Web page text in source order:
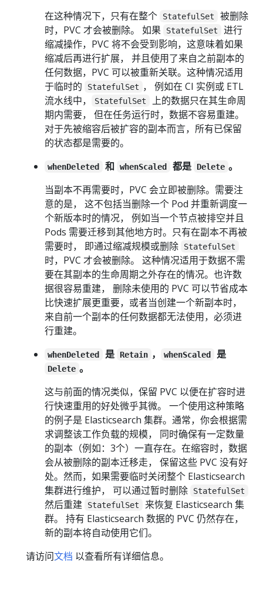
在这种情况下，只有在整个
StatefulSet
被删除
时，PVC 才会被删除。 如果
StatefulSet
进行
缩减操作，PVC 将不会受到影响，这意味着如果
缩减后再进行扩展， 并且使用了来自之前副本的
任何数据，PVC 可以被重新关联。这种情况适用
于临时的
StatefulSet ， 例如在 CI 实例或 ETL
流水线中，
StatefulSet
上的数据只在其生命周
期内需要， 但在任务运行时，数据不容易重建。
对于先被缩容后被扩容的副本而言，所有已保留
的状态都是需要的。
whenDeleted 和 whenScaled 都是 Delete 。
当副本不再需要时，PVC 会立即被删除。需要注
意的是， 这不包括当删除一个 Pod 并重新调度一
个新版本时的情况， 例如当一个节点被排空并且
Pods 需要迁移到其他地方时。只有在副本不再被
需要时， 即通过缩减规模或删除
StatefulSet
时，PVC 才会被删除。 这种情况适用于数据不需
要在其副本的生命周期之外存在的情况。也许数
据很容易重建， 删除未使用的 PVC 可以节省成本
比快速扩展更重要，或者当创建一个新副本时，
来自前一个副本的任何数据都无法使用，必须进
行重建。
whenDeleted 是 Retain ， whenScaled 是
Delete 。
这与前面的情况类似，保留 PVC 以便在扩容时进
行快速重用的好处微乎其微。 一个使用这种策略
的例子是 Elasticsearch 集群。通常，你会根据需
求调整该工作负载的规模， 同时确保有一定数量
的副本（例如：3个）一直存在。在缩容时，数据
会从被删除的副本迁移走， 保留这些 PVC 没有好
处。然而，如果需要临时关闭整个 Elasticsearch
集群进行维护， 可以通过暂时删除
StatefulSet
然后重建 StatefulSet
来恢复 Elasticsearch 集
群。 持有 Elasticsearch 数据的 PVC 仍然存在，
新的副本将自动使用它们。
请访问文档 以查看所有详细信息。